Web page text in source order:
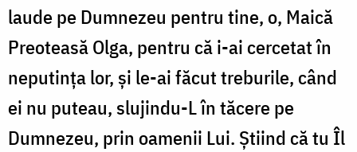
laude pe Dumnezeu pentru tine, o, Maică
Preoteasă Olga, pentru că i-ai cercetat în
neputința lor, și le-ai făcut treburile, când
ei nu puteau, slujindu-L în tăcere pe
Dumnezeu, prin oamenii Lui. Știind că tu Îl